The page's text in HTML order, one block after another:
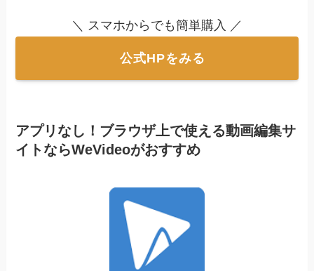
＼ スマホからでも簡単購入 ／
公式HPをみる
アプリなし！ブラウザ上で使える動画編集サ
イトならWeVideoがおすすめ